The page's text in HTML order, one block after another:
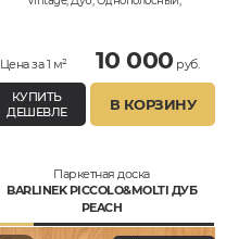
Цена за 1 м² 10 000 руб.
КУПИТЬ
ДЕШЕВЛЕ
В КОРЗИНУ
Паркетная доска
BARLINEK PICCOLO&MOLTI ДУБ
PEACH